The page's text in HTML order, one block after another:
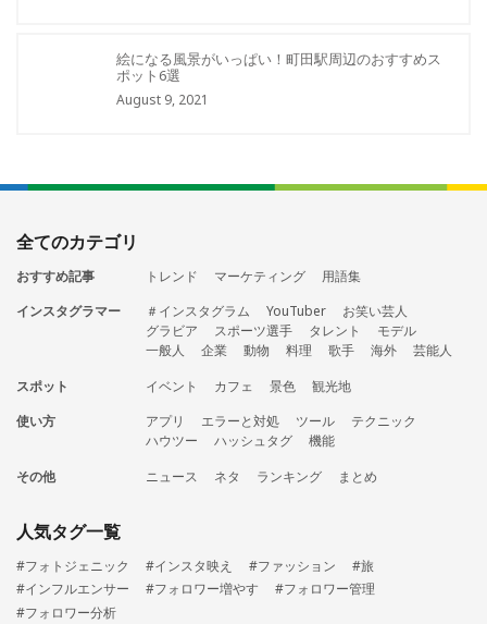
絵になる風景がいっぱい！町田駅周辺のおすすめス
ポット6選
August 9, 2021
全てのカテゴリ
おすすめ記事 トレンド マーケティング
用語集
インスタグラマー
＃インスタグラム YouTuber
お笑い芸人
グラビア
スポーツ選手 タレント
モデル
一般人
企業 動物 料理 歌手 海外
芸能人
スポット
イベント カフェ 景色
観光地
使い方
アプリ エラーと対処 ツール
テクニック
ハウツー
ハッシュタグ
機能
その他
ニュース ネタ ランキング まとめ
人気タグ一覧
#フォトジェニック #インスタ映え #ファッション
#旅
#インフルエンサー
#フォロワー増やす
#フォロワー管理
#フォロワー分析